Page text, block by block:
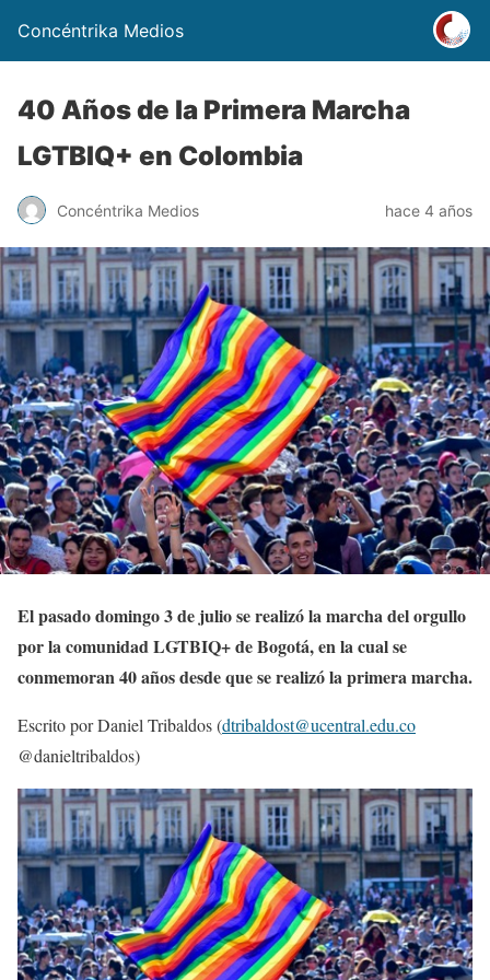
Concéntrika Medios
40 Años de la Primera Marcha
LGTBIQ+ en Colombia
Concéntrika Medios hace 4 años
El pasado domingo 3 de julio se realizó la marcha del orgullo
por la comunidad LGTBIQ+ de Bogotá, en la cual se
conmemoran 40 años desde que se realizó la primera marcha.
Escrito por Daniel Tribaldos (dtribaldost@ucentral.edu.co
@danieltribaldos)